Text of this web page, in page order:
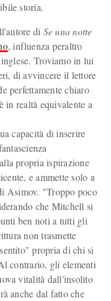
storia.
di Se una notte
, influenza peraltro
Troviamo in lui
di avvincere il lettore
perfettamente chiaro
in realtà equivalente a
capacità di inserire
propria ispirazione
e ammette solo a
Asimov. "Troppo poco
che Mitchell si
ben noti a tutti gli
non trasmette
propria di chi si
contrario, gli elementi
vitalità dall'insolito
anche dal fatto che